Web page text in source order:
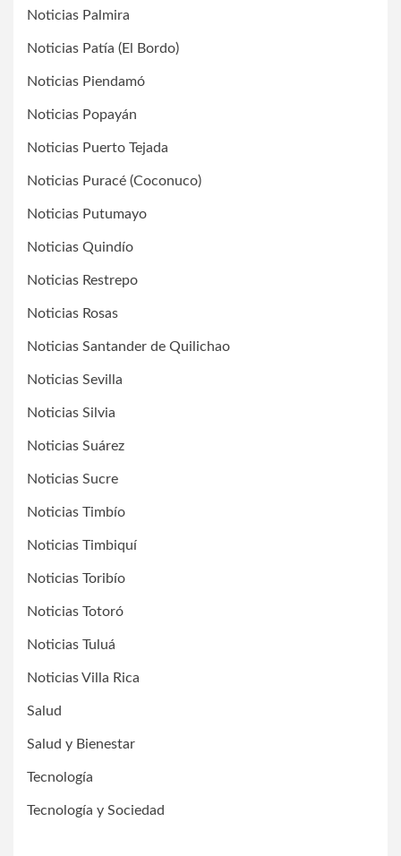
Noticias Palmira
Noticias Patía (El Bordo)
Noticias Piendamó
Noticias Popayán
Noticias Puerto Tejada
Noticias Puracé (Coconuco)
Noticias Putumayo
Noticias Quindío
Noticias Restrepo
Noticias Rosas
Noticias Santander de Quilichao
Noticias Sevilla
Noticias Silvia
Noticias Suárez
Noticias Sucre
Noticias Timbío
Noticias Timbiquí
Noticias Toribío
Noticias Totoró
Noticias Tuluá
Noticias Villa Rica
Salud
Salud y Bienestar
Tecnología
Tecnología y Sociedad